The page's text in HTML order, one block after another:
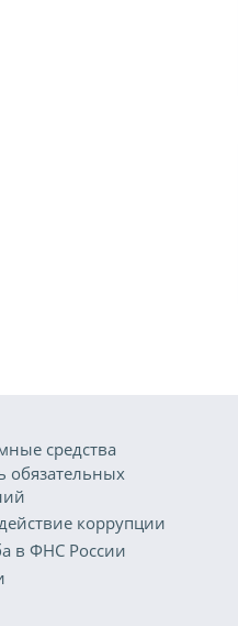
средства
обязательных
коррупции
в ФНС России